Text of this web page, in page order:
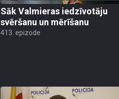
Sāk Valmieras iedzīvotāju
svēršanu un mērīšanu
413. epizode